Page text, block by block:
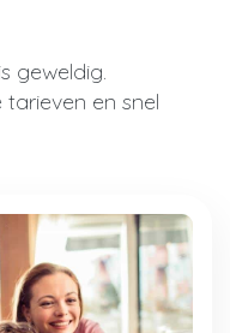
geweldig.
en snel